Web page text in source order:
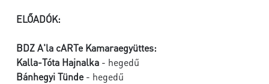
ELŐADÓK:
BDZ A'la cARTe Kamaraegyüttes:
Kalla-Tóta Hajnalka - hegedű
Bánhegyi Tünde- hegedű